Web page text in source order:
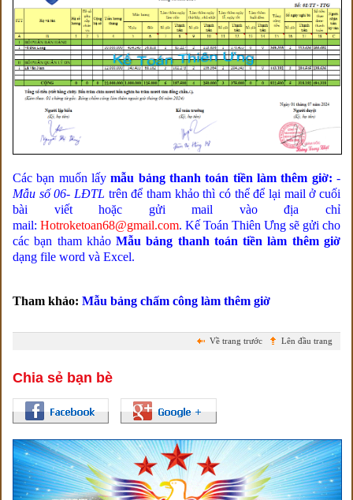
Các bạn muốn lấymẫu bảng thanh toán tiền làm thêm giờ: ­
Mẫu số 06- LĐTL trên để tham khảo thì có thể để lại mail ở cuối
bài viết hoặc gửi mail vào địa chỉ
mail: Hotroketoan68@gmail.com. Kế Toán Thiên Ưng sẽ gửi cho
các bạn tham khảoMẫu bảng thanh toán tiền làm thêm giờ
dạng file word và Excel.
Tham khảo: Mẫu bảng chấm công làm thêm giờ
Lên đầu trang
Về trang trước
Chia sẻ bạn bè